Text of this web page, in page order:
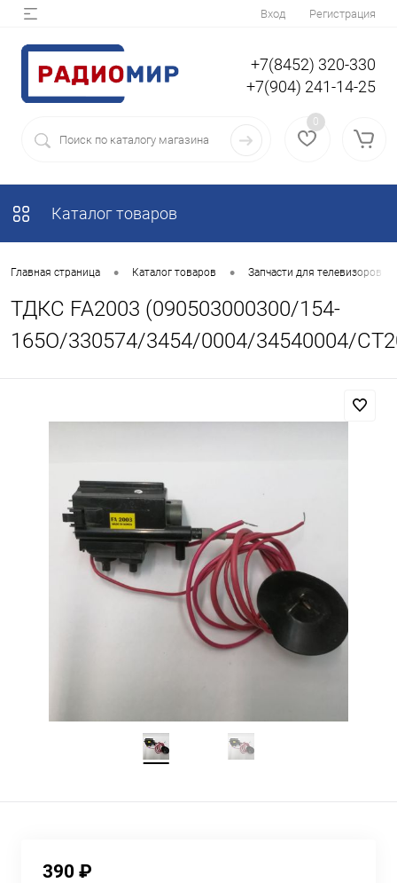
Вход Регистрация
+7(8452) 320-330
+7(904) 241-14-25
0
Каталог товаров
Главная страница • Каталог товаров • Запчасти для телевизоров
ТДКС FA2003 (090503000300/154-
165O/330574/3454/0004/34540004/
390 ₽